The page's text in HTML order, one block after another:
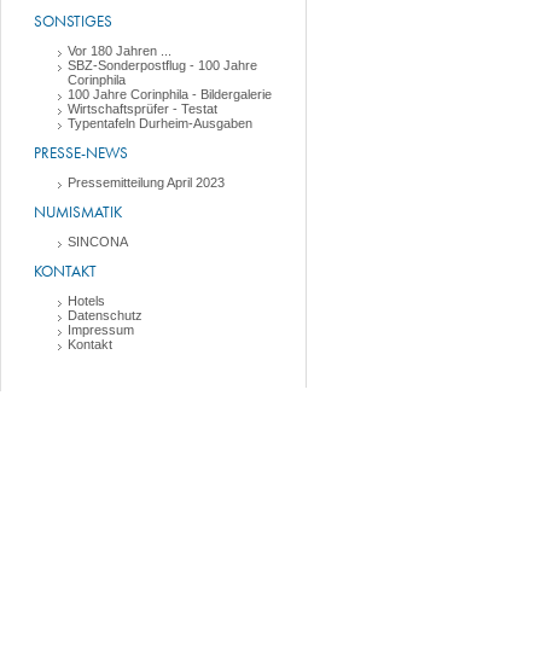
SONSTIGES
Vor 180 Jahren ...
SBZ-Sonderpostflug - 100 Jahre
Corinphila
100 Jahre Corinphila - Bildergalerie
Wirtschaftsprüfer - Testat
Typentafeln Durheim-Ausgaben
PRESSE-NEWS
Pressemitteilung April 2023
NUMISMATIK
SINCONA
KONTAKT
Hotels
Datenschutz
Impressum
Kontakt